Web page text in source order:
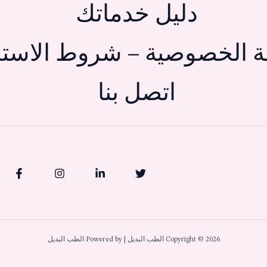
دليل خدماتك
الخصوصية – شروط
اتصل بنا
Copyright © 2026 الطب البديل | Powered by الطب البديل